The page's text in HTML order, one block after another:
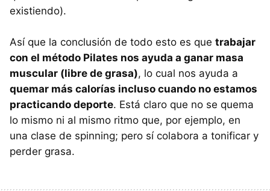
existiendo).
Así que la conclusión de todo esto es que trabajar
con el método Pilates nos ayuda a ganar masa
muscular (libre de grasa), lo cual nos ayuda a
quemar más calorías incluso cuando no estamos
practicando deporte. Está claro que no se quema
lo mismo ni al mismo ritmo que, por ejemplo, en
una clase de spinning; pero sí colabora a tonificar y
perder grasa.